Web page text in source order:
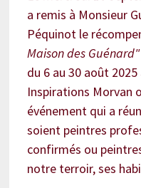
a remis à Monsieur
Péquinot le
Maison des Guénard"
du 6 au 30 août
Inspirations Morvan
événement qui a
soient peintres
confirmés ou
notre terroir, ses